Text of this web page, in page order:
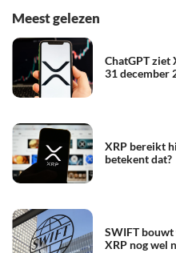
Meest gelezen
ChatGPT ziet
31 december
XRP bereikt
betekent dat?
SWIFT bouwt
XRP nog wel